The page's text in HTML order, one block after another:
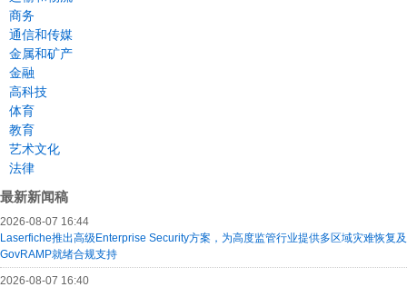
商务
通信和传媒
金属和矿产
金融
高科技
体育
教育
艺术文化
法律
最新新闻稿
2026-08-07 16:44
Laserfiche推出高级Enterprise Security方案，为高度监管行业提供多区域灾难恢复及
GovRAMP就绪合规支持
2026-08-07 16:40